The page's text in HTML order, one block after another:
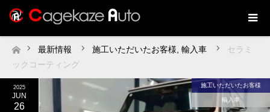
ホーム
最新情報 施工いただいたお客様 輸入車
セラミ
ックコーティング
2025
JUN
26
施工いただいたお客様
輸入車